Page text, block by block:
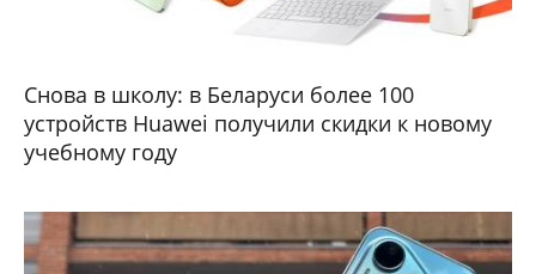
Снова в школу: в Беларуси более 100
устройств Huawei получили скидки к новому
учебному году